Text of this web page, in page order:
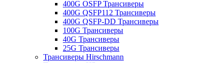
400G OSFP Трансиверы
400G QSFP112 Трансиверы
400G QSFP-DD Трансиверы
100G Трансиверы
40G Трансиверы
25G Трансиверы
Трансиверы Hirschmann